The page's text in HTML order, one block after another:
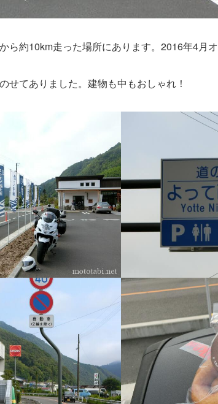
ら約10km走った場所にあります。2016年4月
せてありました。建物も中もおしゃれ！